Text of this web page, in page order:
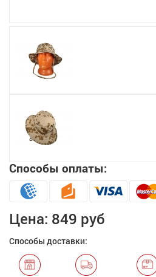
Способы оплаты:
Цена: 849 руб
Способы доставки: